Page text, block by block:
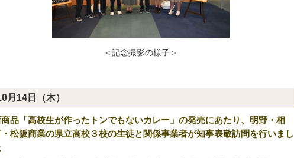
＜記念撮影の様子＞
月14日（木）
商品「高校生が作ったトンでもないカレー」の発売にあたり、明野・相
松阪商業の県立高校３校の生徒と関係事業者が知事表敬訪問を行いまし